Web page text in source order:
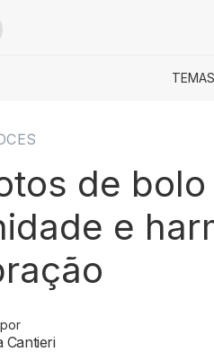
TEMAS
de
e
Cantieri